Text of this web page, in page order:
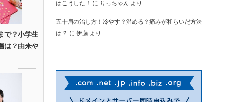
で？小学生
は？由来や
はこうした！
に りっちゃん より
五十肩の治し方！冷やす？温める？痛みが和らいだ方法
は？ に 伊藤 より